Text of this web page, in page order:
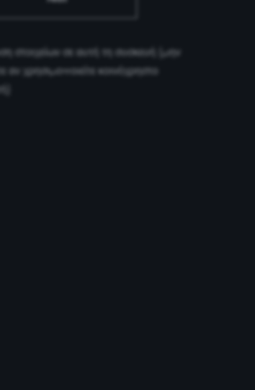
στοιχείων σε αυτή τη συσκευή
(μην
αν χρησιμοποιείτε κοινόχρηστο